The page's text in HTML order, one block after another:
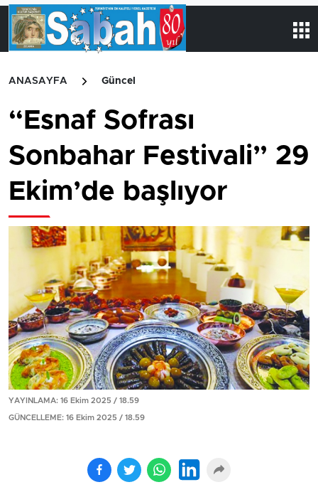
ANASAYFA Güncel
“Esnaf Sofrası
Sonbahar Festivali” 29
Ekim’de başlıyor
YAYINLAMA: 16 Ekim 2025 / 18.59
GÜNCELLEME: 16 Ekim 2025 / 18.59